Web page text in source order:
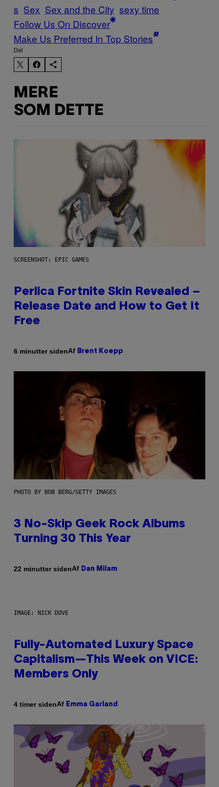
s Sex Sex and the City sexy time
Follow Us On Discover
Make Us Preferred In Top Stories
Del
MERE
SOM DETTE
SCREENSHOT: EPIC GAMES
Perlica Fortnite Skin Revealed –
Release Date and How to Get It
Free
6 minutter sidenAf Brent Koepp
PHOTO BY BOB BERG/GETTY IMAGES
3 No-Skip Geek Rock Albums
Turning 30 This Year
22 minutter sidenAf Dan Milam
IMAGE: NICK DOVE
Fully-Automated Luxury Space
Capitalism—This Week on VICE:
Members Only
4 timer sidenAf Emma Garland